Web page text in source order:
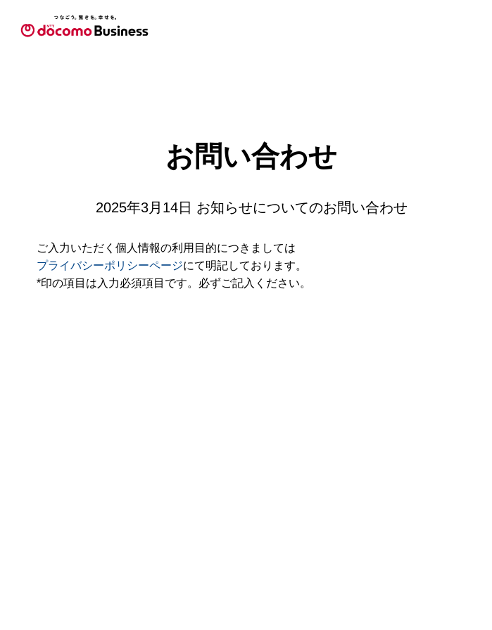
お問い合わせ
2025年3月14日 お知らせについてのお問い合わせ
ご入力いただく個人情報の利用目的につきましては
プライバシーポリシーページにて明記しております。
*印の項目は入力必須項目です。必ずご記入ください。